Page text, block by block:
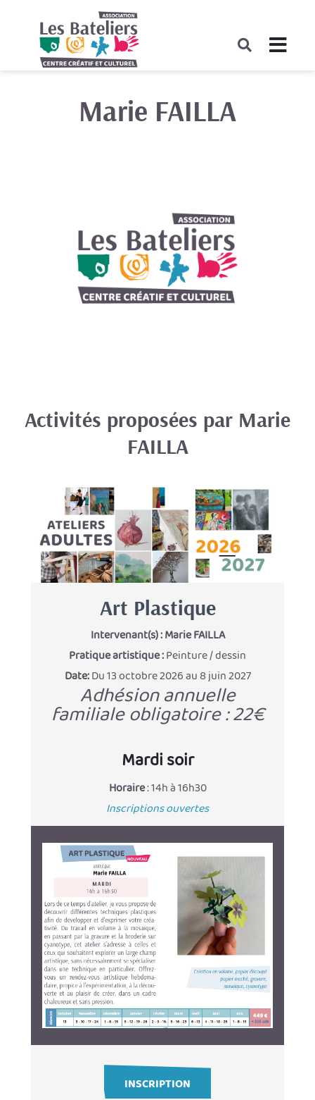
Marie FAILLA
Activités proposées par Marie
FAILLA
Art Plastique
Intervenant(s) :Marie FAILLA
Pratique artistique :Peinture / dessin
Date:Du 13 octobre 2026 au 8 juin 2027
Adhésion annuelle
familiale obligatoire : 22€
Mardi soir
Horaire: 14h à 16h30
Inscriptions ouvertes
INSCRIPTION